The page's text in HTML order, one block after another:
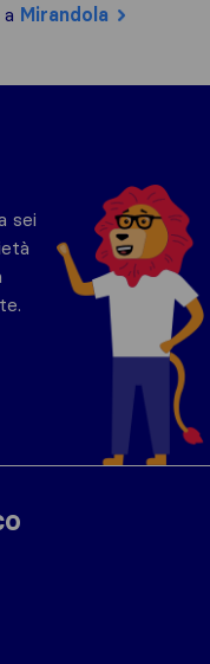
a Mirandola
sei